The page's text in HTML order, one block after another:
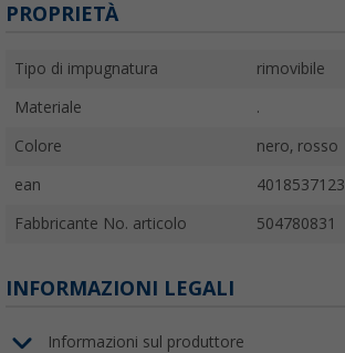
PROPRIETÀ
Tipo di impugnatura rimovibile
Materiale .
Colore nero, rosso
ean
Fabbricante No. articolo 504780831
INFORMAZIONI LEGALI
Informazioni sul produttore